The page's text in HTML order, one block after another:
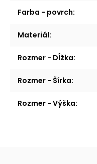
Farba - povrch:
Materiál:
Rozmer - Dĺžka:
Rozmer - Šírka:
Rozmer - Výška: